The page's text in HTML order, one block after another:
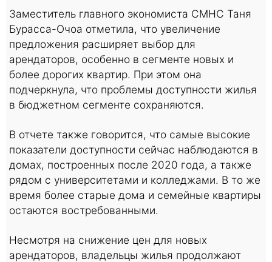
Заместитель главного экономиста CMHC Таня
Бурасса-Очоа отметила, что увеличение
предложения расширяет выбор для
арендаторов, особенно в сегменте новых и
более дорогих квартир. При этом она
подчеркнула, что проблемы доступности жилья
в бюджетном сегменте сохраняются.
В отчете также говорится, что самые высокие
показатели доступности сейчас наблюдаются в
домах, построенных после 2020 года, а также
рядом с университетами и колледжами. В то же
время более старые дома и семейные квартиры
остаются востребованными.
Несмотря на снижение цен для новых
арендаторов, владельцы жилья продолжают